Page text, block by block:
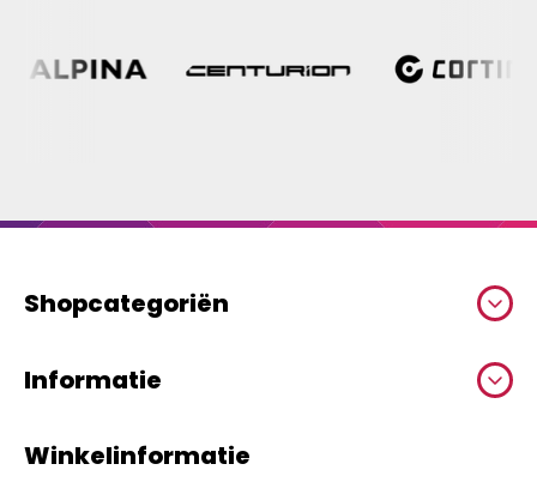
Shopcategoriën
Informatie
Winkelinformatie